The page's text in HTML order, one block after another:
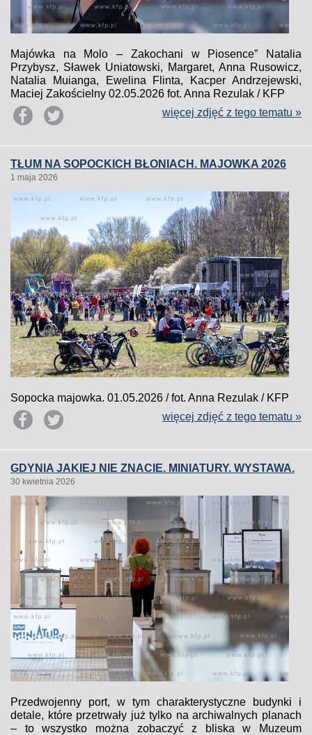
Majówka na Molo – Zakochani w Piosence” Natalia
Przybysz, Sławek Uniatowski, Margaret, Anna Rusowicz,
Natalia Muianga, Ewelina Flinta, Kacper Andrzejewski,
Maciej Zakościelny 02.05.2026 fot. Anna Rezulak / KFP
więcej zdjęć z tego tematu »
TŁUM NA SOPOCKICH BŁONIACH. MAJOWKA 2026
1 maja 2026
Sopocka majowka. 01.05.2026 / fot. Anna Rezulak / KFP
więcej zdjęć z tego tematu »
GDYNIA JAKIEJ NIE ZNACIE. MINIATURY. WYSTAWA.
30 kwietnia 2026
Przedwojenny port, w tym charakterystyczne budynki i
detale, które przetrwały już tylko na archiwalnych planach
– to wszystko można zobaczyć z bliska w Muzeum